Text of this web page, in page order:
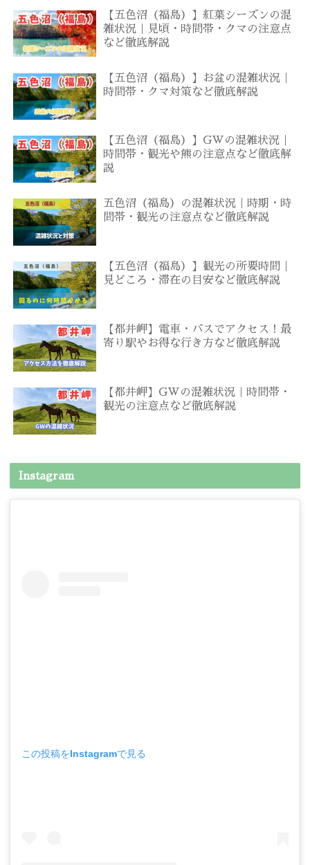
【五色沼（福島）】紅葉シーズンの混
雑状況｜見頃・時間帯・クマの注意点
など徹底解説
【五色沼（福島）】お盆の混雑状況｜
時間帯・クマ対策など徹底解説
【五色沼（福島）】GWの混雑状況｜
時間帯・観光や熊の注意点など徹底解
説
五色沼（福島）の混雑状況｜時期・時
間帯・観光の注意点など徹底解説
【五色沼（福島）】観光の所要時間｜
見どころ・滞在の目安など徹底解説
【都井岬】電車・バスでアクセス！最
寄り駅やお得な行き方など徹底解説
【都井岬】GWの混雑状況｜時間帯・
観光の注意点など徹底解説
Instagram
この投稿をInstagramで見る